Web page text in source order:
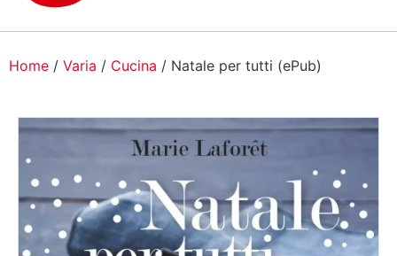
Home / Varia / Cucina / Natale per tutti (ePub)